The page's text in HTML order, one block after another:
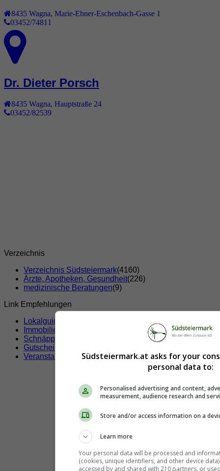
8435 Wagna, Marie-Ebner-Eschenbach-Gasse 1
03452/74811
Dr. Dieter Porsch
8435 Wagna Hauptstraße 24
03452/82539
Verzeichnis
Verzeichnis Südsteiermark(4160)
Ärzte, Apotheken, Gesundheit(226)
medizinische Beratungen(9)
Link Empfehlungen
Lokalguide
Immobilien
Schnäppchen
Gutscheine & Rabatte
Veranstaltungen
Südsteiermark.at asks for your
personal data to:
Personalised advertising and content,
measurement, audience research and
Store and/or access information on a
Learn more
Your personal data will be processed and
(cookies, unique identifiers, and other device
accessed by and shared with 210 partners, or